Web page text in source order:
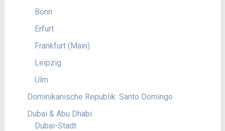
Bonn
Erfurt
Frankfurt (Main)
Leipzig
Ulm
Dominikanische Republik: Santo Domingo
Dubai & Abu Dhabi
Dubai-Stadt